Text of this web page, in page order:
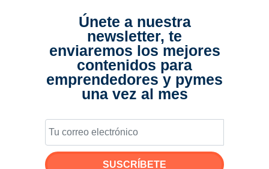
Únete a nuestra
newsletter, te
enviaremos los mejores
contenidos para
emprendedores y pymes
una vez al mes
SUSCRÍBETE